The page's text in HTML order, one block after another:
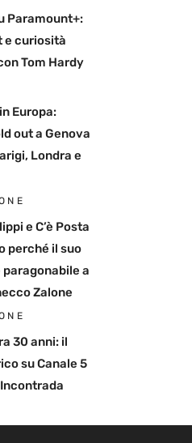
Paramount+:
e curiosità
Tom Hardy
Europa:
out a Genova
Londra e
e C’è Posta
perché il suo
a
Zalone
30 anni: il
su Canale 5